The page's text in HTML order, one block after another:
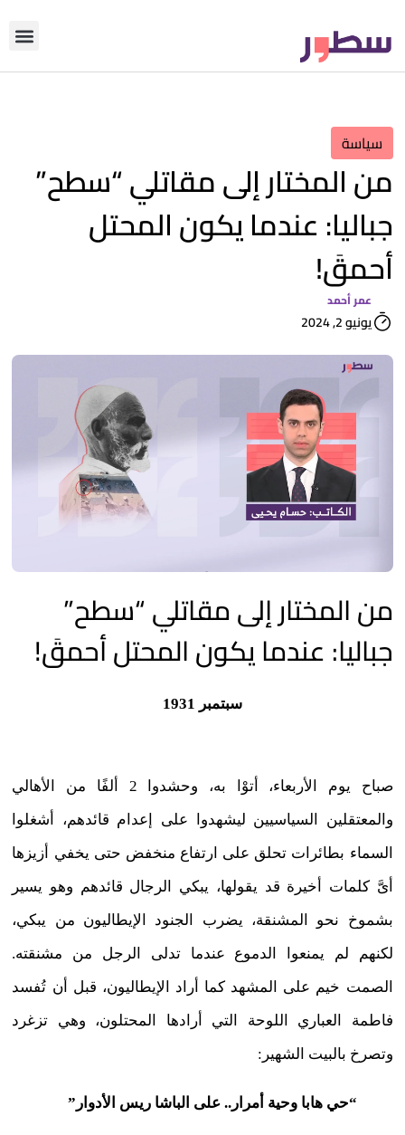
سياسة
من المختار إلى مقاتلي “سطح”
جباليا: عندما يكون المحتل
أحمقَ!
عمر أحمد
يونيو 2, 2024
من المختار إلى مقاتلي “سطح”
جباليا: عندما يكون المحتل أحمقَ!
سبتمبر 1931
صباح يوم الأربعاء، أتوْا به، وحشدوا 2 ألفًا من الأهالي
والمعتقلين السياسيين ليشهدوا على إعدام قائدهم، أشغلوا
السماء بطائرات تحلق على ارتفاع منخفض حتى يخفي أزيزها
أىَّ كلمات أخيرة قد يقولها، يبكي الرجال قائدهم وهو يسير
بشموخ نحو المشنقة، يضرب الجنود الإيطاليون من يبكي،
لكنهم لم يمنعوا الدموع عندما تدلى الرجل من مشنقته.
الصمت خيم على المشهد كما أراد الإيطاليون، قبل أن تُفسد
فاطمة العباري اللوحة التي أرادها المحتلون، وهي تزغرد
وتصرخ بالبيت الشهير:
“حي هابا وحية أمرار.. على الباشا ريس الأدوار”